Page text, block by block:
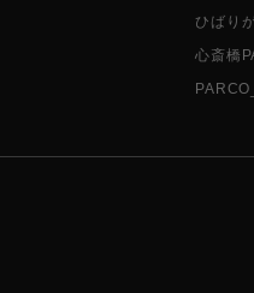
ひばり
心斎橋